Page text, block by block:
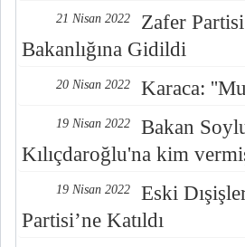
21 Nisan 2022
Zafer
Bakanlığına Gidildi
20 Nisan 2022 Karaca:
19 Nisan 2022
Bakan
Kılıçdaroğlu'na kim
19 Nisan 2022
Eski
Partisi’ne Katıldı